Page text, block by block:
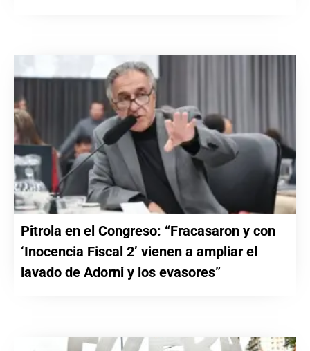
Pitrola en el Congreso: “Fracasaron y con
‘Inocencia Fiscal 2’ vienen a ampliar el
lavado de Adorni y los evasores”